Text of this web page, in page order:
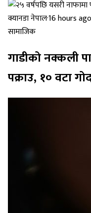
क्यानडा नेपाल·16 hours ago
सामाजिक
गाडीको नक्कली
पक्राउ, १० वटा